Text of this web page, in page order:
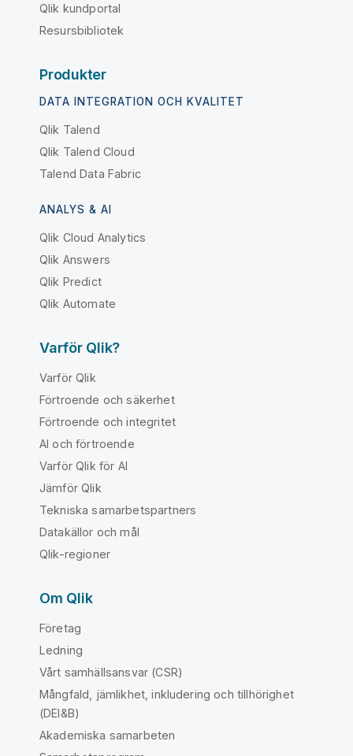
Qlik kundportal
Resursbibliotek
Produkter
DATA INTEGRATION OCH KVALITET
Qlik Talend
Qlik Talend Cloud
Talend Data Fabric
ANALYS & AI
Qlik Cloud Analytics
Qlik Answers
Qlik Predict
Qlik Automate
Varför Qlik?
Varför Qlik
Förtroende och säkerhet
Förtroende och integritet
AI och förtroende
Varför Qlik för AI
Jämför Qlik
Tekniska samarbetspartners
Datakällor och mål
Qlik-regioner
Om Qlik
Företag
Ledning
Vårt samhällsansvar (CSR)
Mångfald, jämlikhet, inkludering och tillhörighet
(DEI&B)
Akademiska samarbeten